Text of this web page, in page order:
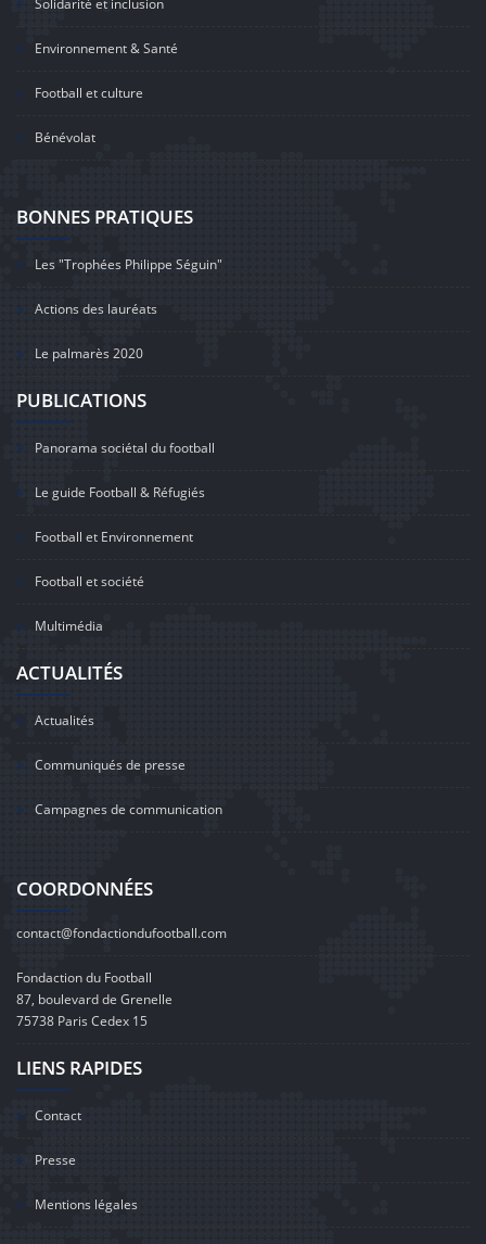
Solidarité et inclusion
Environnement & Santé
Football et culture
Bénévolat
BONNES PRATIQUES
Les "Trophées Philippe Séguin"
Actions des lauréats
Le palmarès 2020
PUBLICATIONS
Panorama sociétal du football
Le guide Football & Réfugiés
Football et Environnement
Football et société
Multimédia
ACTUALITÉS
Actualités
Communiqués de presse
Campagnes de communication
COORDONNÉES
contact@fondactiondufootball.com
Fondaction du Football
87, boulevard de Grenelle
75738 Paris Cedex 15
LIENS RAPIDES
Contact
Presse
Mentions légales